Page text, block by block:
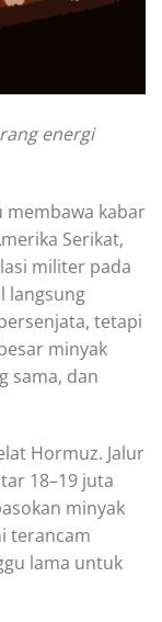
energi
membawa kabar
Serikat,
militer pada
langsung
tetapi
minyak
sama, dan
Hormuz. Jalur
18–19 juta
minyak
terancam
lama untuk